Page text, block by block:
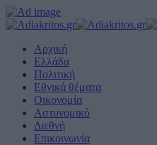
Αρχική
Ελλάδα
Πολιτική
Εθνικά θέματα
Οικονομία
Αστυνομικό
Διεθνή
Επικοινωνία